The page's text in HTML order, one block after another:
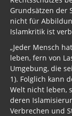
nicht für
Islamkritik ist
„Jeder Mensch
leben, fern von
Umgebung, die
1). Folglich kann
Welt nicht leben,
deren
Verbrechen und
Bestimmungen